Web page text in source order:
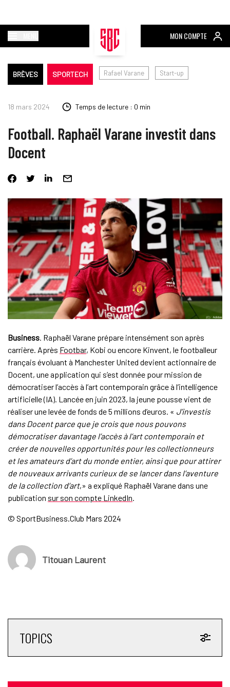
MON COMPTE
BRÈVES SPORTECH Rafael Varane Start-up
18 mars 2024 Temps de lecture : 0 min
Football. Raphaël Varane investit dans
Docent
Business. Raphaël Varane prépare intensément son après
carrière. Après Footbar, Kobi ou encore Kinvent, le footballeur
français évoluant à Manchester United devient actionnaire de
Docent, une application qui s’est donnée pour mission de
démocratiser l’accès à l’art contemporain grâce à l’intelligence
artificielle (IA). Lancée en juin 2023, la jeune pousse vient de
réaliser une levée de fonds de 5 millions d’euros. « J’investis
dans Docent parce que je crois que nous pouvons
démocratiser davantage l’accès à l’art contemporain et
créer de nouvelles opportunités pour les collectionneurs
et les amateurs d’art du monde entier, ainsi que pour attirer
de nouveaux arrivants curieux de se lancer dans l’aventure
de la collection d’art,» a expliqué Raphaël Varane dans une
publication sur son compte LinkedIn.
© SportBusiness.Club Mars 2024
Titouan Laurent
TOPICS